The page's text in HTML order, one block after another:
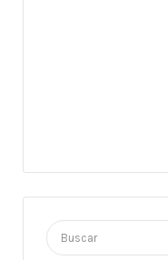
Buscar
por: